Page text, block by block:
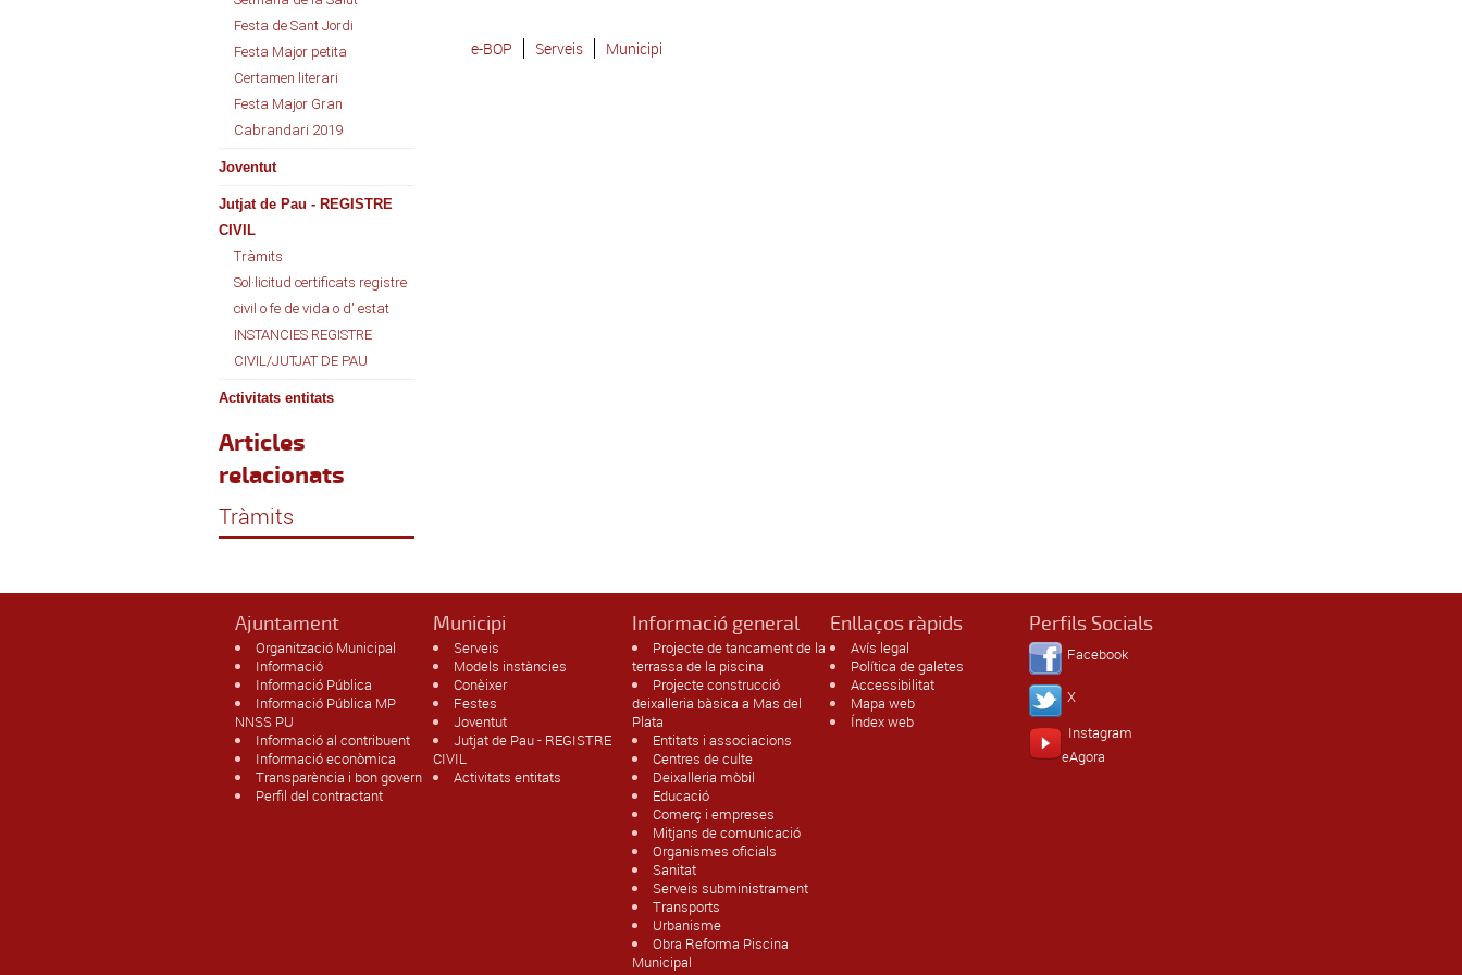
Festa de Sant Jordi
Festa Major petita
Certamen literari
Festa Major Gran
Cabrandari 2019
Joventut
Jutjat de Pau - REGISTRE
CIVIL
Tràmits
Sol·licitud certificats registre
civil o fe de vida o d' estat
INSTANCIES REGISTRE
CIVIL/JUTJAT DE PAU
Activitats entitats
Articles
relacionats
Tràmits
e-BOP Serveis Municipi
Ajuntament
Organització Municipal
Informació
Informació Pública
Informació Pública MP
NNSS PU
Informació al contribuent
Informació econòmica
Transparència i bon govern
Perfil del contractant
Municipi
Serveis
Models instàncies
Conèixer
Festes
Joventut
Jutjat de Pau - REGISTRE
CIVIL
Activitats entitats
Informació general
Projecte de tancament de la
terrassa de la piscina
Projecte construcció
deixalleria bàsica a Mas del
Plata
Entitats i associacions
Centres de culte
Deixalleria mòbil
Educació
Comerç i empreses
Mitjans de comunicació
Organismes oficials
Sanitat
Serveis subministrament
Transports
Urbanisme
Obra Reforma Piscina
Municipal
Enllaços ràpids
Avís legal
Política de galetes
Accessibilitat
Mapa web
Índex web
Perfils Socials
Facebook
X
Instagram
eAgora